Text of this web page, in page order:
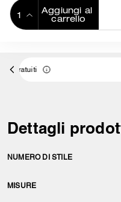
Aggiungi al
carrello
3 pagamenti da
Dettagli
NUMERO DI STILE
MISURE